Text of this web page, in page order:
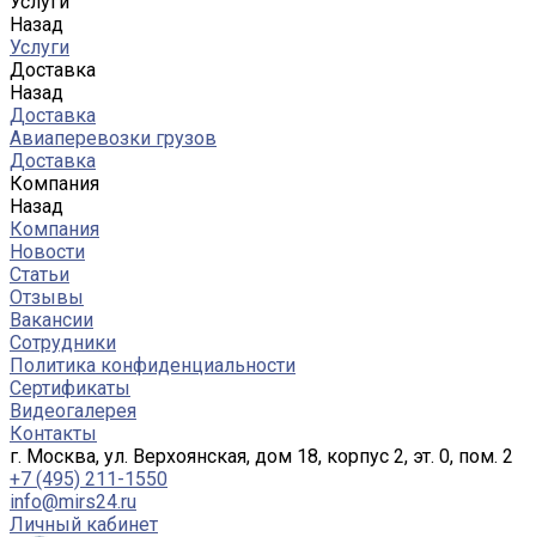
Назад
Услуги
Доставка
Назад
Доставка
Авиаперевозки грузов
Доставка
Компания
Назад
Компания
Новости
Статьи
Отзывы
Вакансии
Сотрудники
Политика конфиденциальности
Сертификаты
Видеогалерея
Контакты
г. Москва, ул. Верхоянская, дом 18, корпус 2, эт. 0, пом. 2
+7 (495) 211-1550
info@mirs24.ru
Личный кабинет